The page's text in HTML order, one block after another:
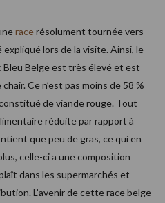
racerésolument tournée vers
expliqué lors de la visite. Ainsi, le
Bleu Belge est très élevé et est
Ce n’est pas moins de 58 %
de viande rouge. Tout
réduite par rapport à
que peu de gras, ce qui en
celle-ci a une composition
dans les supermarchés et
L’avenir de cette race belge